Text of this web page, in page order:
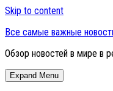
Skip to content
Все самые важные
Обзор новостей в мире в
Expand Menu